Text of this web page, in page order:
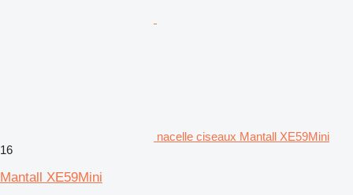
nacelle ciseaux Mantall XE59Mini
16
Mantall XE59Mini